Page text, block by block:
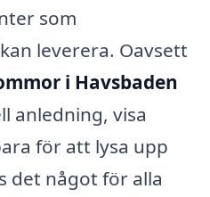
som
leverera. Oavsett
i Havsbaden
anledning, visa
för att lysa upp
det något för alla